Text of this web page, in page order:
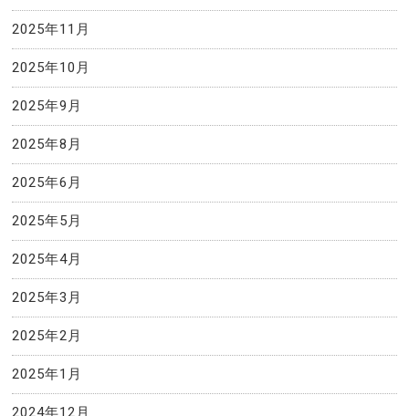
2025年11月
2025年10月
2025年9月
2025年8月
2025年6月
2025年5月
2025年4月
2025年3月
2025年2月
2025年1月
2024年12月